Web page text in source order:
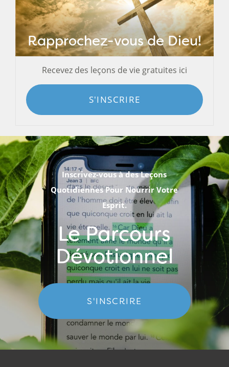
Rapprochez-vous de Dieu!
Recevez des leçons de vie gratuites ici
S'INSCRIRE
Inscrivez-vous à des Leçons
Quotidiennes Pour Nourrir Votre
Esprit.
Le Parcours
Dévotionnel
S'INSCRIRE